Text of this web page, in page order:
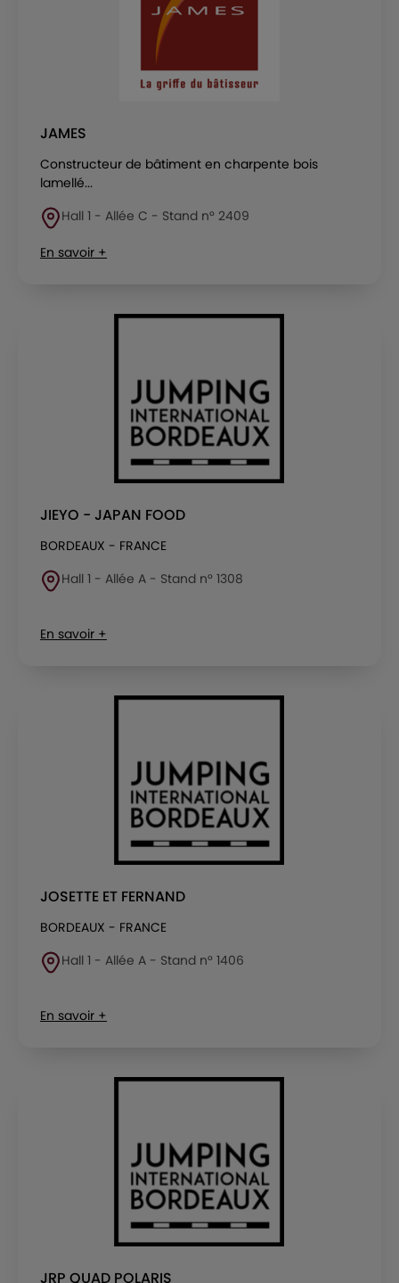
JAMES
Constructeur de bâtiment en charpente bois
lamellé...
Hall 1 - Allée C - Stand n° 2409
En savoir +
JIEYO - JAPAN FOOD
BORDEAUX - FRANCE
Hall 1 - Allée A - Stand n° 1308
En savoir +
JOSETTE ET FERNAND
BORDEAUX - FRANCE
Hall 1 - Allée A - Stand n° 1406
En savoir +
JRP QUAD POLARIS